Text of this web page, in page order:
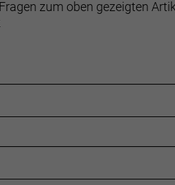
zum oben gezeigten